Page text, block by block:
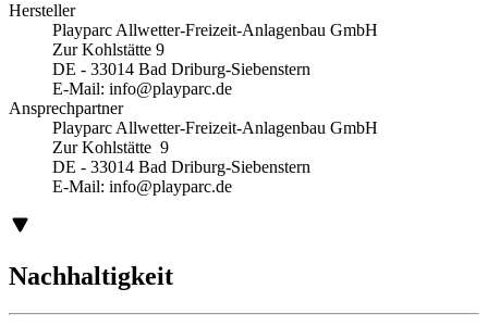
Hersteller
Playparc Allwetter-Freizeit-Anlagenbau GmbH
Zur Kohlstätte 9
DE - 33014 Bad Driburg-Siebenstern
E-Mail: info@playparc.de
Ansprechpartner
Playparc Allwetter-Freizeit-Anlagenbau GmbH
Zur Kohlstätte 9
DE - 33014 Bad Driburg-Siebenstern
E-Mail: info@playparc.de
Nachhaltigkeit